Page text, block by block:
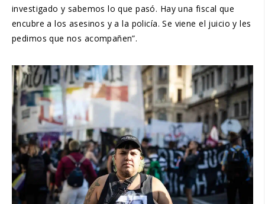
investigado y sabemos lo que pasó. Hay una fiscal que
encubre a los asesinos y a la policía. Se viene el juicio y les
pedimos que nos acompañen”.